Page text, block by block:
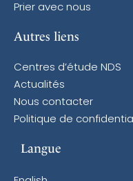
Prier avec nous
Autres liens
Centres d’étude NDS
Actualités
Nous contacter
Politique de
Langue